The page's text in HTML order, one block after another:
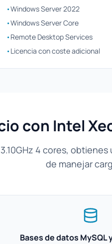
•Windows Server 2022
•Windows Server Core
•Remote Desktop Services
•Licencia con coste adicional
con Intel
4 cores,
de manejar
Bases de datos MySQL